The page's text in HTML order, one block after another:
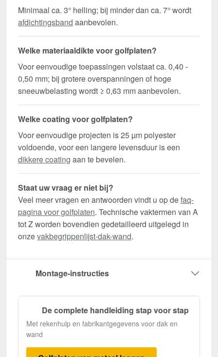
Minimaal ca. 3° helling; bij minder dan ca. 7° wordt
afdichtingsband aanbevolen.
Welke materiaaldikte voor golfplaten?
Voor eenvoudige toepassingen volstaat ca. 0,40 -
0,50 mm; bij grotere overspanningen of hoge
sneeuwbelasting wordt ≥ 0,63 mm aanbevolen.
Welke coating voor golfplaten?
Voor eenvoudige projecten is 25 µm polyester
voldoende, voor een langere levensduur is een
dikkere coating aan te bevelen.
Staat uw vraag er niet bij?
Veel meer vragen en antwoorden vindt u op defaq-
pagina voor golfplaten. Technische vaktermen van A
tot Z worden bovendien gedetailleerd uitgelegd in
onzevakbegrippenlijst-dak-wand.
Montage-instructies
De complete handleiding stap voor stap
Met rekenhulp en fabrikantgegevens voor dak en
wand